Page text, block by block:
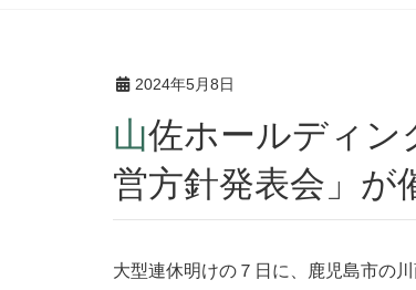
2024年5月8日
山佐ホールディングスグループの「２０２４年度経
営方針発表会」が
大型連休明けの７日に、鹿児島市の